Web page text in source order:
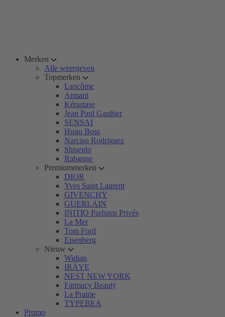
Merken
Alle weergeven
Topmerken
Lancôme
Armani
Kérastase
Jean Paul Gaultier
SENSAI
Hugo Boss
Narciso Rodriguez
Shiseido
Rabanne
Premiummerken
DIOR
Yves Saint Laurent
GIVENCHY
GUERLAIN
INITIO Parfums Privés
La Mer
Tom Ford
Eisenberg
Nieuw
Widian
IRÄYE
NEST NEW YORK
Farmacy Beauty
La Prairie
TYPEBEA
Promo